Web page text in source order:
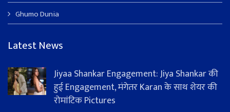
Ghumo Dunia
Latest News
Jiyaa Shankar Engagement: Jiya Shankar की
हुई Engagement, मंगेतर Karan के साथ शेयर की
रोमांटिक Pictures